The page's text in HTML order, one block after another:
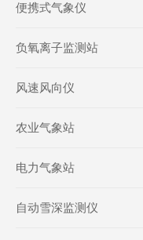
便携式气象仪
负氧离子监测站
风速风向仪
农业气象站
电力气象站
自动雪深监测仪